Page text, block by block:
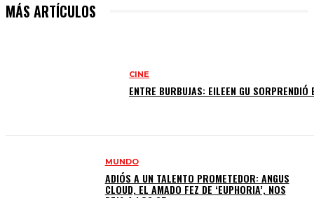
MÁS ARTÍCULOS
CINE
ENTRE BURBUJAS: EILEEN GU
MUNDO
ADIÓS A UN TALENTO PROMETEDOR: ANGUS
CLOUD, EL AMADO FEZ DE ‘EUPHORIA’, NOS